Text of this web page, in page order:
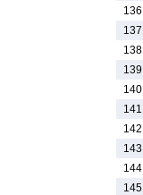
136
137
138
139
140
141
142
143
144
145